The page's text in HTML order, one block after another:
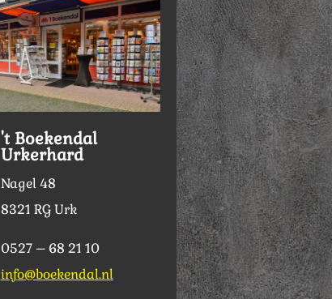
't Boekendal
Urkerhard
Nagel 48
8321 RG Urk
0527 – 68 21 10
info@boekendal.nl